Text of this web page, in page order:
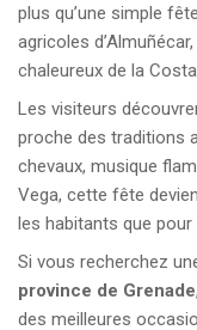
plus qu’une simple
agricoles
chaleureux de la
Les visiteurs
proche des traditions
chevaux, musique
Vega, cette fête
les habitants que
Si vous recherchez
province de Grenade
des meilleures